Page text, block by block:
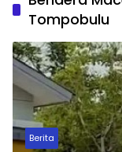
Tompobulu
Berita